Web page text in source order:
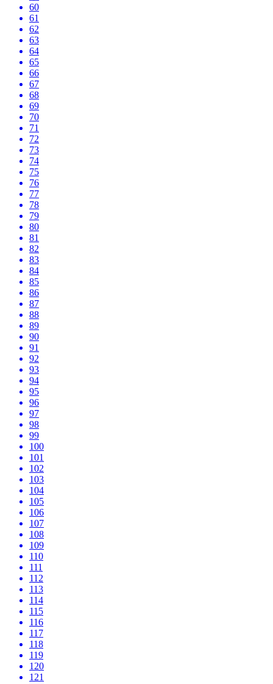
60
61
62
63
64
65
66
67
68
69
70
71
72
73
74
75
76
77
78
79
80
81
82
83
84
85
86
87
88
89
90
91
92
93
94
95
96
97
98
99
100
101
102
103
104
105
106
107
108
109
110
111
112
113
114
115
116
117
118
119
120
121